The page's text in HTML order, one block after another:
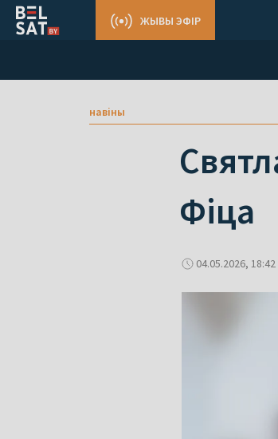
ЖЫВЫ ЭФІР
навіны
Фіца
04.05.2026, 18:42